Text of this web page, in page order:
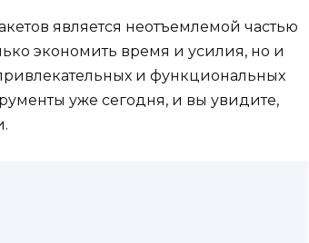
является неотъемлемой частью
экономить время и усилия, но и
и функциональных
уже сегодня, и вы увидите,